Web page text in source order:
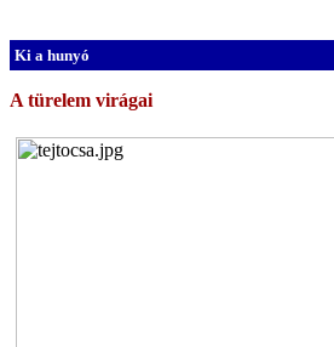
Ki a hunyó
A türelem virágai